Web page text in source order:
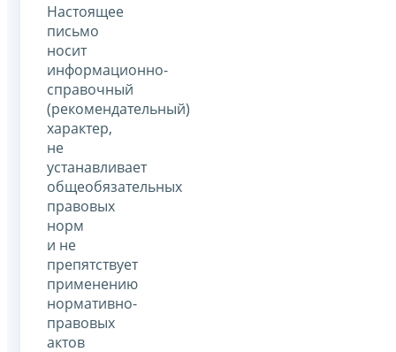
Настоящее
письмо
носит
информационно-
справочный
(рекомендательный)
характер,
не
устанавливает
общеобязательных
правовых
норм
и не
препятствует
применению
нормативно-
правовых
актов